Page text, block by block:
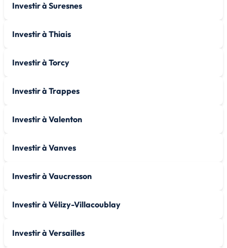
Investir à Suresnes
Investir à Thiais
Investir à Torcy
Investir à Trappes
Investir à Valenton
Investir à Vanves
Investir à Vaucresson
Investir à Vélizy-Villacoublay
Investir à Versailles